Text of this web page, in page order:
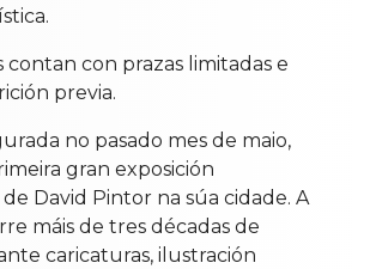
contan con prazas limitadas e
previa.
no pasado mes de maio,
gran exposición
David Pintor na súa cidade. A
máis de tres décadas de
caricaturas, ilustración